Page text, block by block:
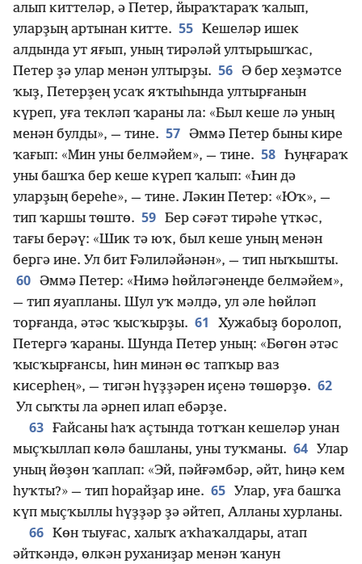
алып киттеләр, ә Петер, йыраҡтараҡ ҡалып,
уларҙың артынан китте. 55 Кешеләр ишек
алдында ут яғып, уның тирәләй ултырышҡас,
Петер ҙә улар менән ултырҙы. 56 Ә бер хеҙмәтсе
ҡыҙ, Петерҙең усаҡ яҡтыһында ултырғанын
күреп, уға текләп ҡараны ла: «Был кеше лә уның
менән булды», — тине. 57 Әммә Петер быны кире
ҡағып: «Мин уны белмәйем», — тине. 58 Һуңғараҡ
уны башҡа бер кеше күреп ҡалып: «Һин дә
уларҙың береһе», — тине. Ләкин Петер: «Юҡ», —
тип ҡаршы төштө. 59 Бер сәғәт тирәһе үткәс,
тағы берәү: «Шик тә юҡ, был кеше уның менән
бергә ине. Ул бит Ғәлиләйәнән», — тип ныҡышты.
60 Әммә Петер: «Нимә һөйләгәнеңде белмәйем»,
— тип яуапланы. Шул уҡ мәлдә, ул әле һөйләп
торғанда, әтәс ҡысҡырҙы. 61
Хужабыҙ боролоп,
Петергә ҡараны. Шунда Петер уның: «Бөгөн әтәс
ҡысҡырғансы, һин минән өс тапҡыр ваз
кисерһең», — тигән һүҙҙәрен иҫенә төшөрҙө. 62
Ул сыҡты ла әрнеп илап ебәрҙе.
63 Ғайсаны һаҡ аҫтында тотҡан кешеләр унан
мыҫҡыллап көлә башланы, уны туҡманы. 64
Улар
уның йөҙөн ҡаплап: «Эй, пәйғәмбәр, әйт, һиңә кем
һуҡты?» — тип һорайҙар ине. 65
Улар, уға башҡа
күп мыҫҡыллы һүҙҙәр ҙә әйтеп, Алланы хурланы.
66 Көн тыуғас, халыҡ аҡһаҡалдары, атап
әйткәндә, өлкән руханиҙар менән ҡанун